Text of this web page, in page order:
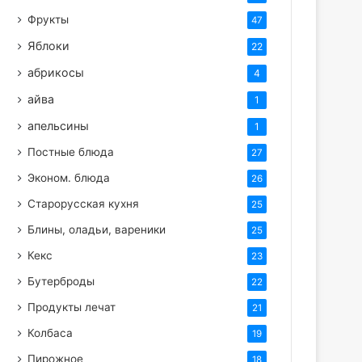
Фрукты 47
Яблоки 22
абрикосы 4
айва 1
апельсины 1
Постные блюда 27
Эконом. блюда 26
Старорусская кухня 25
Блины, оладьи, вареники 25
Кекс 23
Бутерброды 22
Продукты лечат 21
Колбаса 19
Пирожное 18